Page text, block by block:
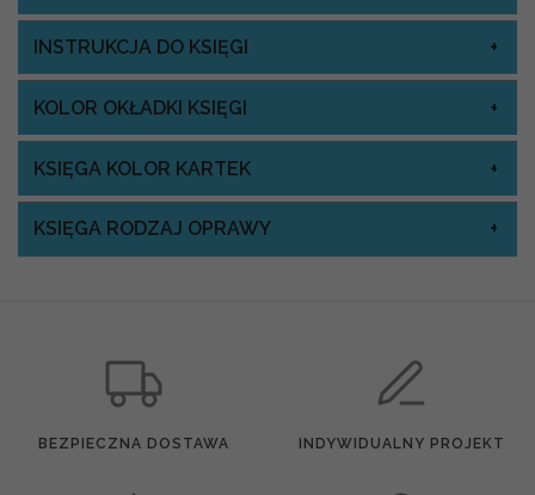
INSTRUKCJA DO KSIĘGI
KOLOR OKŁADKI KSIĘGI
KSIĘGA KOLOR KARTEK
KSIĘGA RODZAJ OPRAWY
BEZPIECZNA DOSTAWA INDYWIDUALNY PROJEKT